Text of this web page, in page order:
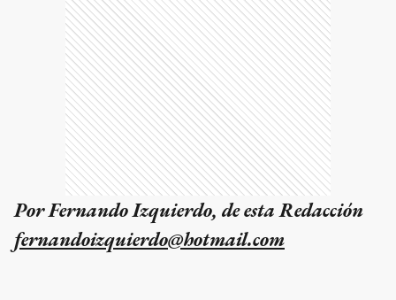
Por Fernando Izquierdo, de esta Redacción
fernandoizquierdo@hotmail.com